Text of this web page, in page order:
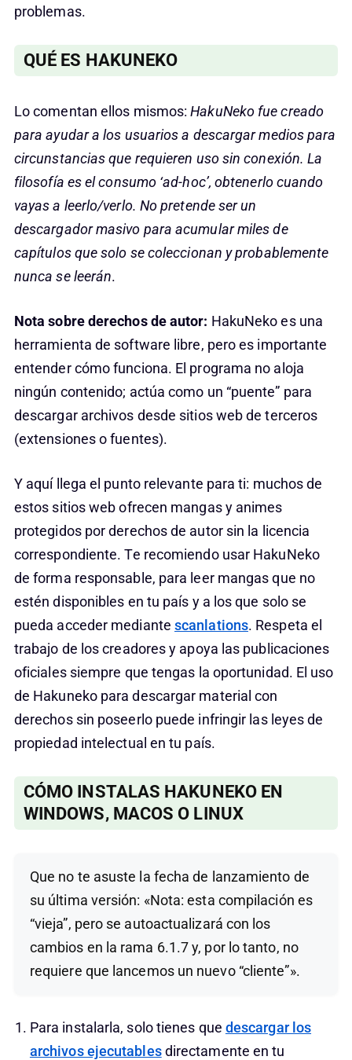
problemas.
QUÉ ES HAKUNEKO
Lo comentan ellos mismos:HakuNeko fue creado
para ayudar a los usuarios a descargar medios para
circunstancias que requieren uso sin conexión. La
filosofía es el consumo ‘ad-hoc’, obtenerlo cuando
vayas a leerlo/verlo. No pretende ser un
descargador masivo para acumular miles de
capítulos que solo se coleccionan y probablemente
nunca se leerán.
Nota sobre derechos de autor: HakuNeko es una
herramienta de software libre, pero es importante
entender cómo funciona. El programa no aloja
ningún contenido; actúa como un “puente” para
descargar archivos desde sitios web de terceros
(extensiones o fuentes).
Y aquí llega el punto relevante para ti: muchos de
estos sitios web ofrecen mangas y animes
protegidos por derechos de autor sin la licencia
correspondiente. Te recomiendo usar HakuNeko
de forma responsable, para leer mangas que no
estén disponibles en tu país y a los que solo se
pueda acceder mediante scanlations. Respeta el
trabajo de los creadores y apoya las publicaciones
oficiales siempre que tengas la oportunidad. El uso
de Hakuneko para descargar material con
derechos sin poseerlo puede infringir las leyes de
propiedad intelectual en tu país.
CÓMO INSTALAS HAKUNEKO EN
WINDOWS, MACOS O LINUX
Que no te asuste la fecha de lanzamiento de
su última versión: «Nota: esta compilación es
“vieja”, pero se autoactualizará con los
cambios en la rama 6.1.7 y, por lo tanto, no
requiere que lancemos un nuevo “cliente”».
Para instalarla, solo tienes que descargar los
archivos ejecutablesdirectamente en tu